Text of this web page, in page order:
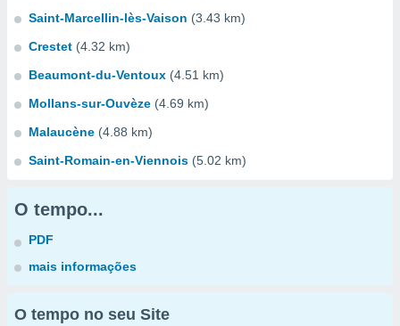
Saint-Marcellin-lès-Vaison (3.43 km)
Crestet (4.32 km)
Beaumont-du-Ventoux (4.51 km)
Mollans-sur-Ouvèze (4.69 km)
Malaucène (4.88 km)
Saint-Romain-en-Viennois (5.02 km)
O tempo...
PDF
mais informações
O tempo no seu Site